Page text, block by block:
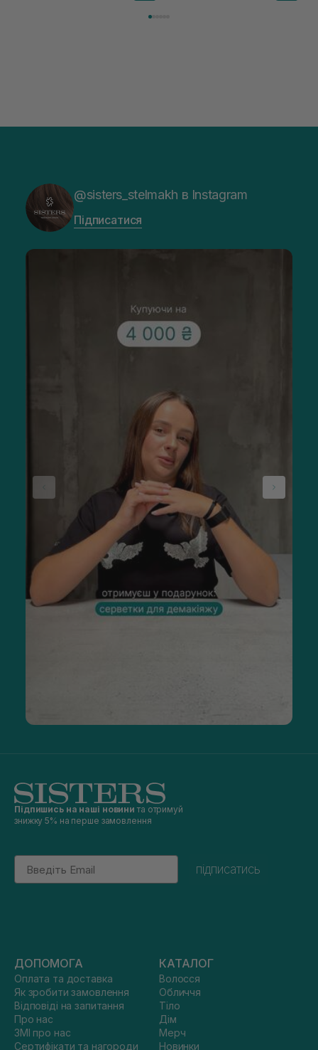
@sisters_stelmakh в Instagram
Підписатися
Підпишись на наші новини та отримуй
знижку 5% на перше замовлення
Email
підписатись
ДОПОМОГА
Оплата та доставка
Як зробити замовлення
Відповіді на запитання
Про нас
ЗМІ про нас
Сертифікати та нагороди
КАТАЛОГ
Волосся
Обличчя
Тіло
Дім
Мерч
Новинки